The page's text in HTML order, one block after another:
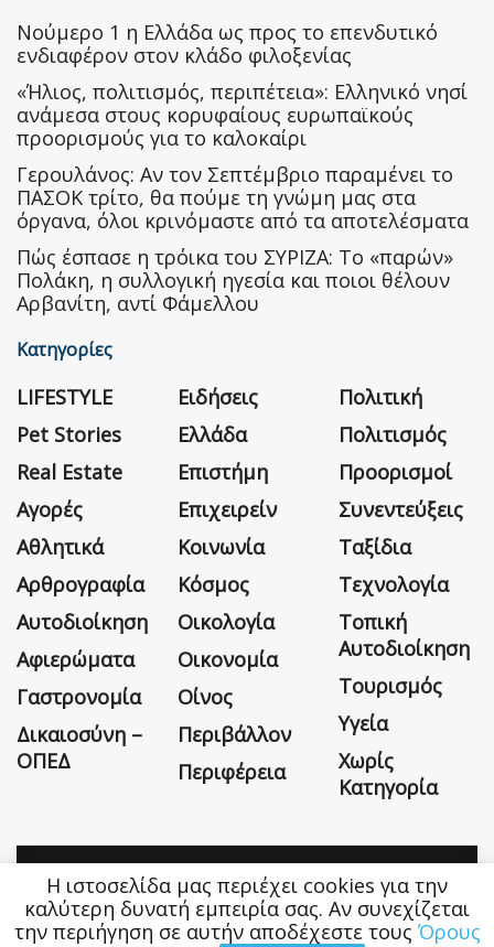
Nούμερο 1 η Ελλάδα ως προς το επενδυτικό
ενδιαφέρον στον κλάδο φιλοξενίας
«Ήλιος, πολιτισμός, περιπέτεια»: Ελληνικό νησί
ανάμεσα στους κορυφαίους ευρωπαϊκούς
προορισμούς για το καλοκαίρι
Γερουλάνος: Αν τον Σεπτέμβριο παραμένει το
ΠΑΣΟΚ τρίτο, θα πούμε τη γνώμη μας στα
όργανα, όλοι κρινόμαστε από τα αποτελέσματα
Πώς έσπασε η τρόικα του ΣΥΡΙΖΑ: Το «παρών»
Πολάκη, η συλλογική ηγεσία και ποιοι θέλουν
Αρβανίτη, αντί Φάμελλου
Κατηγορίες
LIFESTYLE
Pet Stories
Real Estate
Αγορές
Αθλητικά
Αρθρογραφία
Αυτοδιοίκηση
Αφιερώματα
Γαστρονομία
Δικαιοσύνη –
ΟΠΕΔ
Ειδήσεις
Ελλάδα
Επιστήμη
Επιχειρείν
Κοινωνία
Κόσμος
Οικολογία
Οικονομία
Οίνος
Περιβάλλον
Περιφέρεια
Πολιτική
Πολιτισμός
Προορισμοί
Συνεντεύξεις
Ταξίδια
Τεχνολογία
Τοπική
Αυτοδιοίκηση
Τουρισμός
Υγεία
Χωρίς
Κατηγορία
Η εταιρεία Όροι Χρήσης Επικοινωνία
Money&Life©
Η ιστοσελίδα μας περιέχει cookies για την
καλύτερη δυνατή εμπειρία σας. Αν συνεχίζεται
την περιήγηση σε αυτήν αποδέχεστε τους Όρους